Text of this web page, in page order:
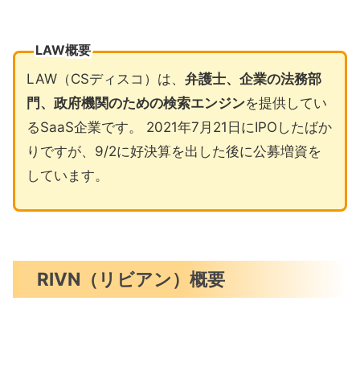
LAW概要
LAW（CSディスコ）は、 弁護士、企業の法務部
門、政府機関のための検索エンジンを提供してい
るSaaS企業です。 2021年7月21日にIPOしたばか
りですが、9/2に好決算を出した後に公募増資を
しています。
RIVN（リビアン）概要